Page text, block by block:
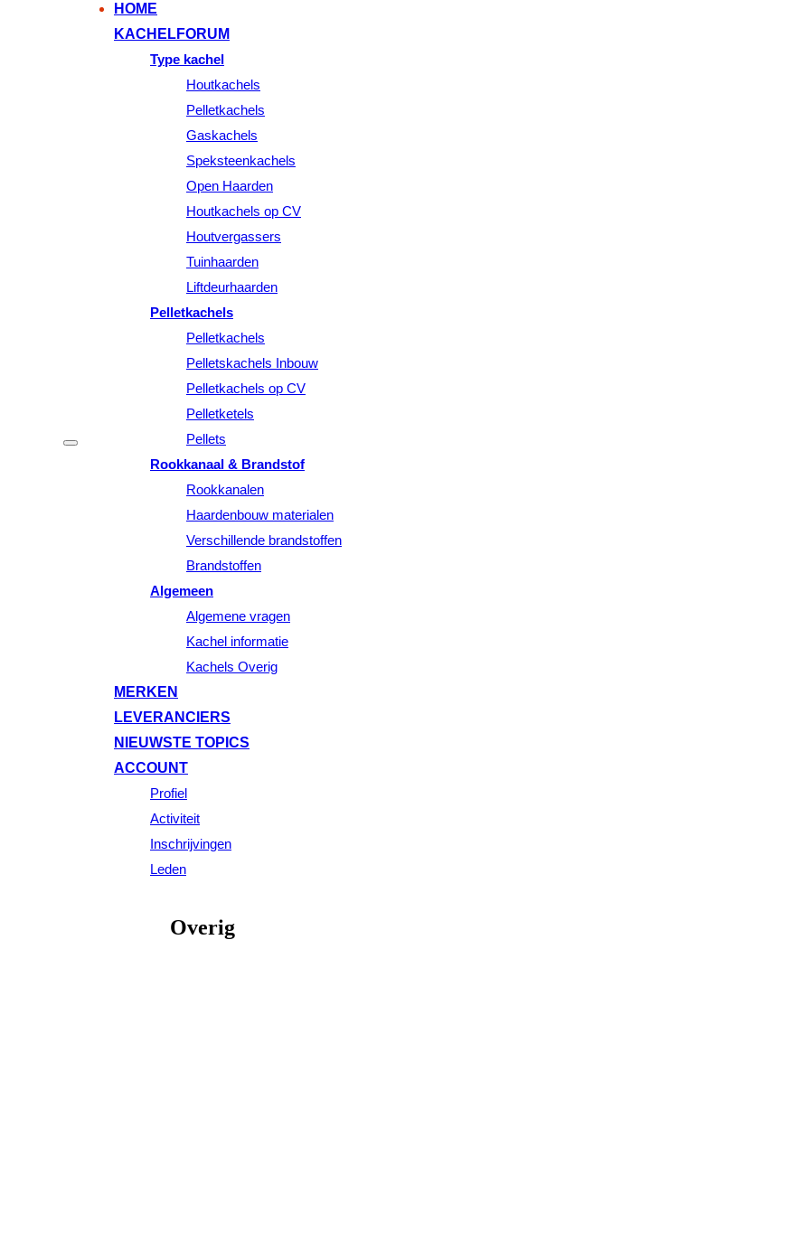
HOME
KACHELFORUM
Type kachel
Houtkachels
Pelletkachels
Gaskachels
Speksteenkachels
Open Haarden
Houtkachels op CV
Houtvergassers
Tuinhaarden
Liftdeurhaarden
Pelletkachels
Pelletkachels
Pelletskachels Inbouw
Pelletkachels op CV
Pelletketels
Pellets
Rookkanaal & Brandstof
Rookkanalen
Haardenbouw materialen
Verschillende brandstoffen
Brandstoffen
Algemeen
Algemene vragen
Kachel informatie
Kachels Overig
MERKEN
LEVERANCIERS
NIEUWSTE TOPICS
ACCOUNT
Profiel
Activiteit
Inschrijvingen
Leden
Overig